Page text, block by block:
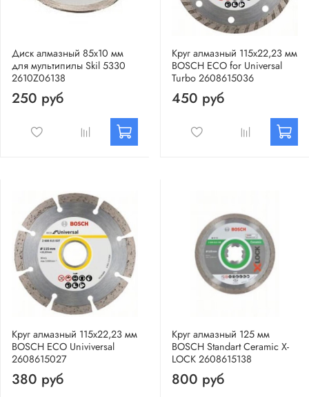
Диск алмазный 85х10 мм
для мультипилы Skil 5330
2610Z06138
250 руб
Круг алмазный 115х22,23 мм
BOSCH ECO for Universal
Turbo 2608615036
450 руб
Круг алмазный 115х22,23 мм
BOSCH ECO Univiversal
2608615027
380 руб
Круг алмазный 125 мм
BOSCH Standart Ceramic X-
LOCK 2608615138
800 руб